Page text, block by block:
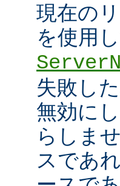
現在の
を使用
失敗し
無効に
らしま
スであ